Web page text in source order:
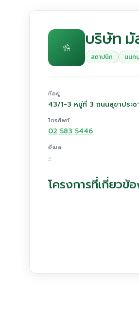
บริษัท มั
สถาปนิก นนท
ที่อยู่
43/1-3 หมู่ที่ 3 ถนนสุขาประช
โทรศัพท์
02 583 5446
อีเมล
-
โครงการที่เกี่ยวข้